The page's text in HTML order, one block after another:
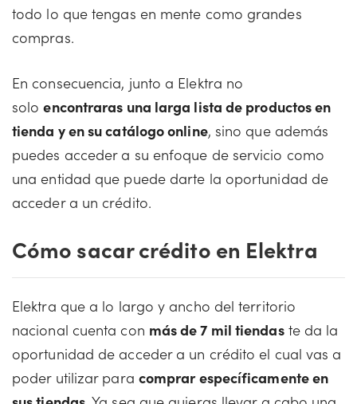
todo lo que tengas en mente como grandes
compras.
En consecuencia, junto a Elektra no
soloencontraras una larga lista de productos en
tienda y en su catálogo online, sino que además
puedes acceder a su enfoque de servicio como
una entidad que puede darte la oportunidad de
acceder a un crédito.
Cómo sacar crédito en Elektra
Elektra que a lo largo y ancho del territorio
nacional cuenta con más de 7 mil tiendaste da la
oportunidad de acceder a un crédito el cual vas a
poder utilizar para comprar específicamente en